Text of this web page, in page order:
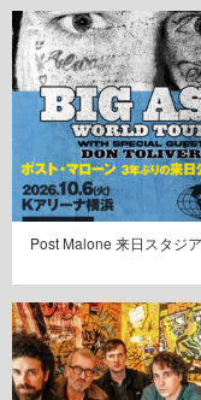
Post Malone 来日スタジ